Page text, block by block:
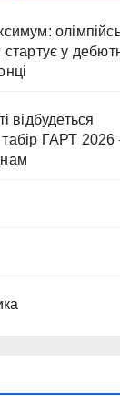
у
відбудеться
ГАРТ 2026